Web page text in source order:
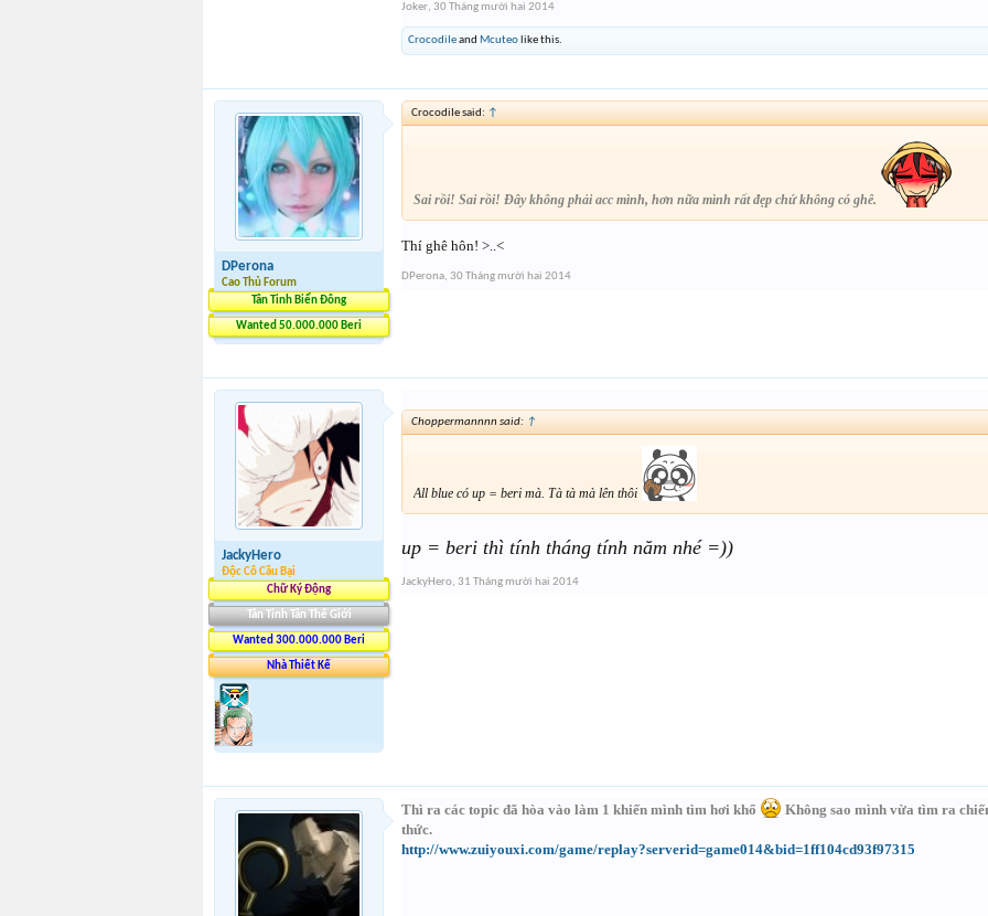
Joker, 30 Tháng mười hai 2014
CrocodiIeand Mcuteolike this.
DPerona
Cao Thủ Forum
Tân Tinh Biển Đông
Wanted 50.000.000 Beri
CrocodiIe said: ↑
Sai rồi! Sai rồi! Đây không phải acc mình, hơn nữa mình rất đẹp chứ không có ghê.
Thí ghê hôn! >..<
DPerona, 30 Tháng mười hai 2014
JackyHero
Độc Cô Cầu Bại
Chữ Ký Động
Tân Tinh Tân Thế Giới
Wanted 300.000.000 Beri
Nhà Thiết Kế
Choppermannnn said: ↑
All blue có up = beri mà. Tà tà mà lên thôi
up = beri thì tính tháng tính năm nhé =))
JackyHero, 31 Tháng mười hai 2014
Thì ra các topic đã hòa vào làm 1 khiến mình tìm hơi khổ
Không sao mình vừa tìm ra
thức.
http://www.zuiyouxi.com/game/replay?serverid=game014&bid=1ff104cd93f97315